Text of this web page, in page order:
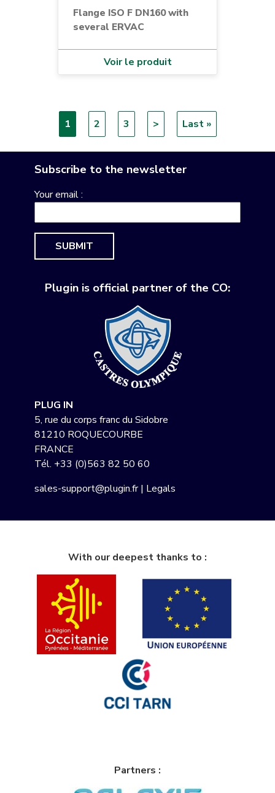
Flange ISO F DN160 with
several ERVAC
Voir le produit
Current
page
1 Page
2 Page
3
Next
page
>
Last
page
Last »
Subscribe to the newsletter
Your email :
SUBMIT
Plugin is official partner of the CO:
PLUG IN
5, rue du corps franc du Sidobre
81210 ROQUECOURBE
FRANCE
Tél. +33 (0)563 82 50 60
sales-support@plugin.fr| Legals
With our deepest thanks to :
Partners :